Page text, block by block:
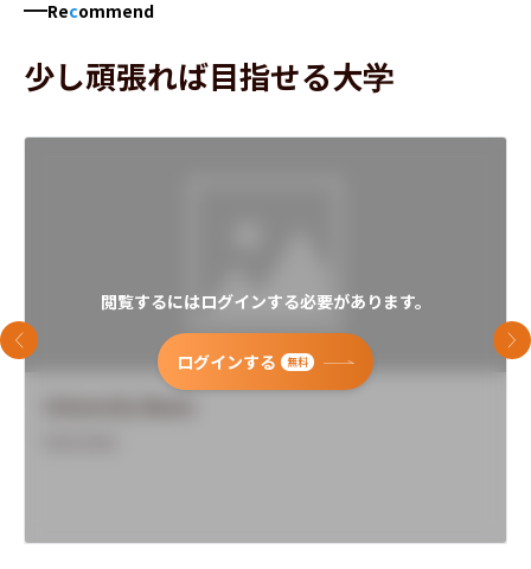
Recommend
少し頑張れば目指せる大学
閲覧するにはログインする必要があります。
ログインする 無料
前のスライド 次